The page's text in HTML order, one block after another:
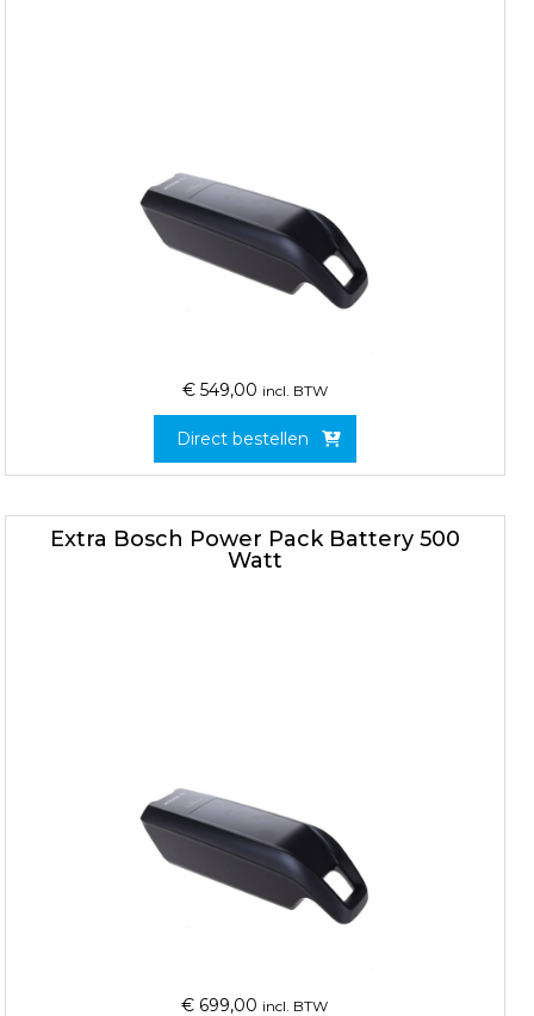
€ 549,00 incl. BTW
Direct bestellen
Extra Bosch Power Pack Battery 500
Watt
€ 699,00 incl. BTW